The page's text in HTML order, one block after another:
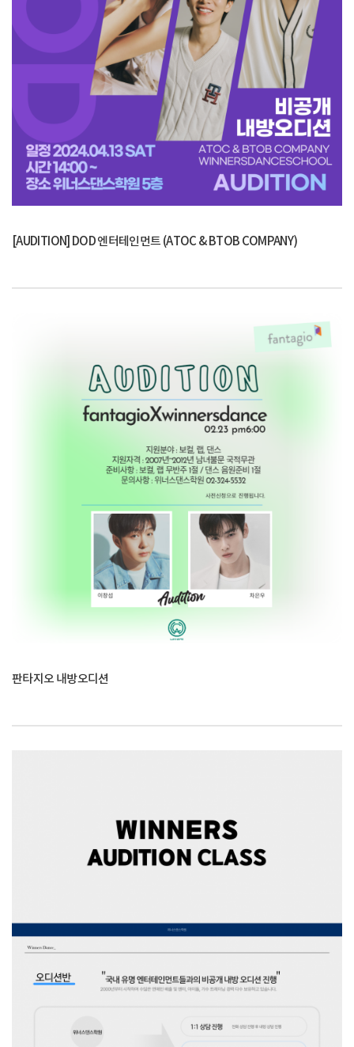
[AUDITION] DOD 엔터테인먼트 (ATOC & BTOB COMPANY)
판타지오 내방오디션